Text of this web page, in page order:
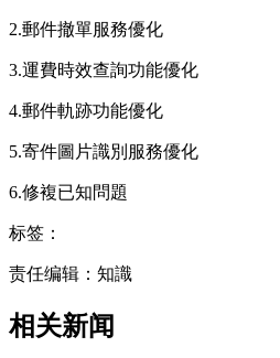
2.郵件撤單服務優化
3.運費時效查詢功能優化
4.郵件軌跡功能優化
5.寄件圖片識別服務優化
6.修複已知問題
标签：
责任编辑：知識
相关新闻